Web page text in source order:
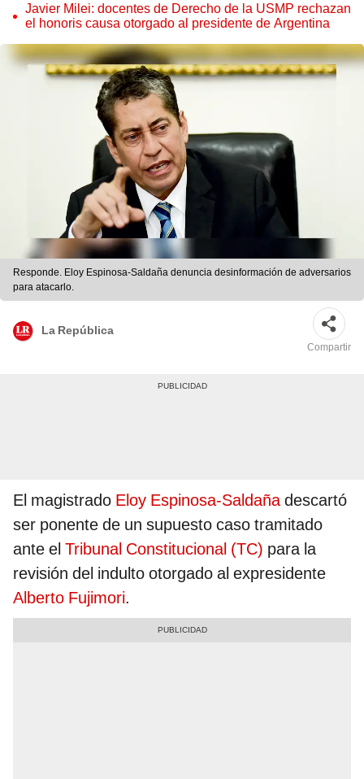
Javier Milei: docentes de Derecho de la USMP rechazan
el honoris causa otorgado al presidente de Argentina
Responde. Eloy Espinosa-Saldaña denuncia desinformación de adversarios
para atacarlo.
La República
Compartir
El magistrado Eloy Espinosa-Saldañadescartó
ser ponente de un supuesto caso tramitado
ante el Tribunal Constitucional (TC) para la
revisión del indulto otorgado al expresidente
Alberto Fujimori.